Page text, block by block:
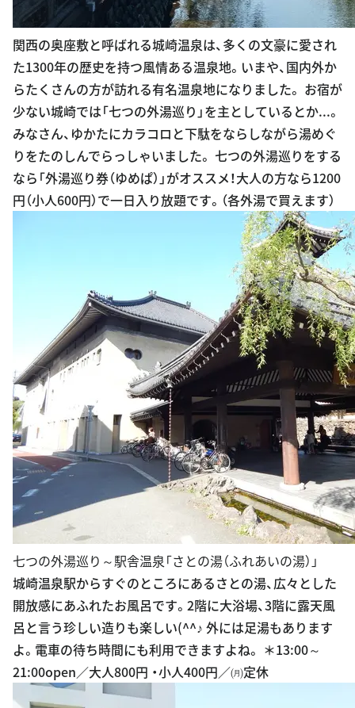
関西の奥座敷と呼ばれる城崎温泉は、多くの文豪に愛され
た1300年の歴史を持つ風情ある温泉地。いまや、国内外か
らたくさんの方が訪れる有名温泉地になりました。 お宿が
少ない城崎では「七つの外湯巡り」を主としているとか...。
みなさん、ゆかたにカラコロと下駄をならしながら湯めぐ
りをたのしんでらっしゃいました。 七つの外湯巡りをする
なら「外湯巡り券（ゆめぱ）」がオススメ！大人の方なら1200
円（小人600円）で一日入り放題です。（各外湯で買えます）
七つの外湯巡り～駅舎温泉「さとの湯（ふれあいの湯）」
城崎温泉駅からすぐのところにあるさとの湯、広々とした
開放感にあふれたお風呂です。2階に大浴場、3階に露天風
呂と言う珍しい造りも楽しい(^^♪ 外には足湯もあります
よ。電車の待ち時間にも利用できますよね。 ＊13:00～
21:00open／大人800円 ・小人400円／㈪定休